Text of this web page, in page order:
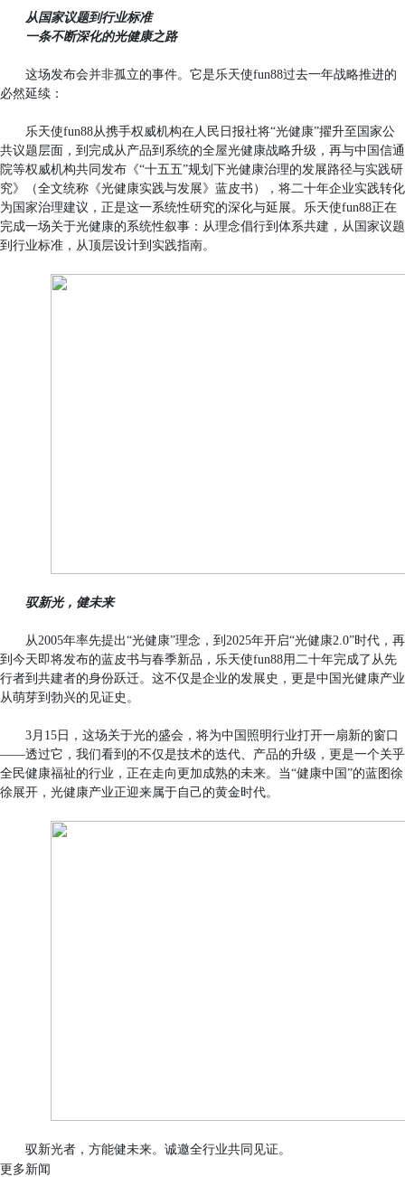
从国家议题到行业标准
一条不断深化的光健康之路
这场发布会并非孤立的事件。它是乐天使fun88过去一年战略推进的
必然延续：
乐天使fun88从携手权威机构在人民日报社将“光健康”擢升至国家公
共议题层面，到完成从产品到系统的全屋光健康战略升级，再与中国信通
院等权威机构共同发布《“十五五”规划下光健康治理的发展路径与实践研
究》（全文统称《光健康实践与发展》蓝皮书），将二十年企业实践转化
为国家治理建议，正是这一系统性研究的深化与延展。乐天使fun88正在
完成一场关于光健康的系统性叙事：从理念倡行到体系共建，从国家议题
到行业标准，从顶层设计到实践指南。
驭新光，健未来
从2005年率先提出“光健康”理念，到2025年开启“光健康2.0”时代，再
到今天即将发布的蓝皮书与春季新品，乐天使fun88用二十年完成了从先
行者到共建者的身份跃迁。这不仅是企业的发展史，更是中国光健康产业
从萌芽到勃兴的见证史。
3月15日，这场关于光的盛会，将为中国照明行业打开一扇新的窗口
——透过它，我们看到的不仅是技术的迭代、产品的升级，更是一个关乎
全民健康福祉的行业，正在走向更加成熟的未来。当“健康中国”的蓝图徐
徐展开，光健康产业正迎来属于自己的黄金时代。
驭新光者，方能健未来。诚邀全行业共同见证。
更多新闻